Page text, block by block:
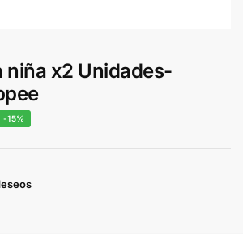
niña x2 Unidades-
-15%